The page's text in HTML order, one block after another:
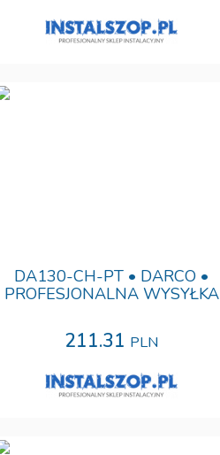
DA130-CH-PT • DARCO •
PROFESJONALNA WYSYŁKA
211.31 PLN